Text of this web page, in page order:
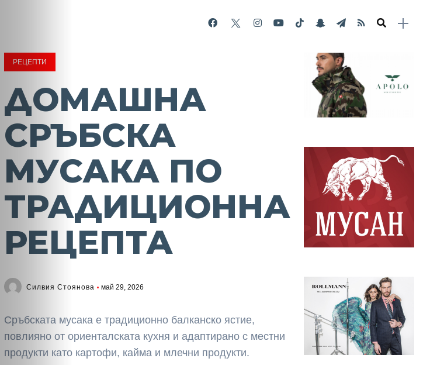
РЕЦЕПТИ
ДОМАШНА
СРЪБСКА
МУСАКА ПО
ТРАДИЦИОННА
РЕЦЕПТА
Силвия Стоянова май 29, 2026
Сръбската мусака е традиционно балканско ястие,
повлияно от ориенталската кухня и адаптирано с местни
продукти като картофи, кайма и млечни продукти.